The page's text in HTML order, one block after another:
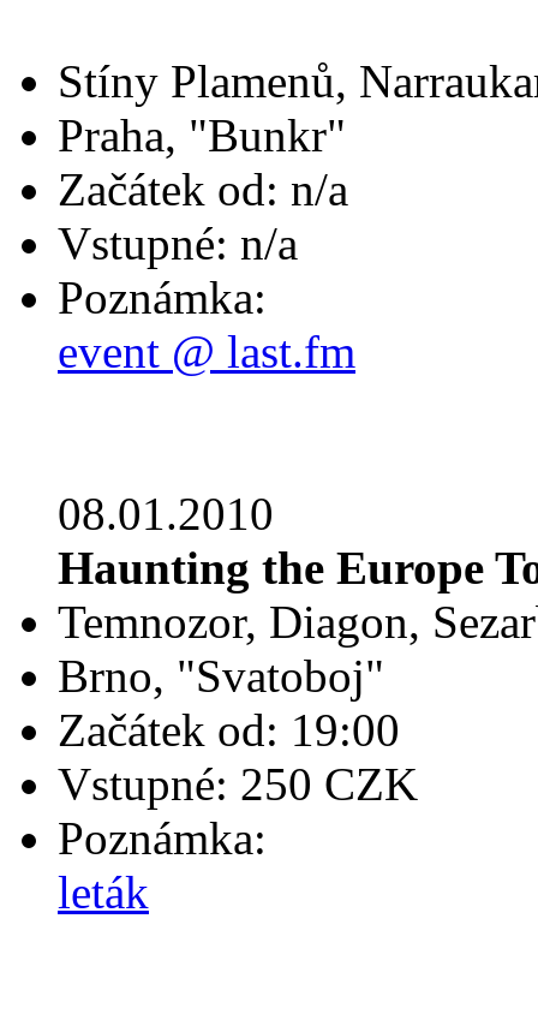
Stíny Plamenů,
Praha, "Bunkr"
Začátek od: n/a
Vstupné: n/a
Poznámka:
event @ last.fm
08.01.2010
Haunting the Europe
Temnozor, Diagon,
Brno, "Svatoboj"
Začátek od: 19:00
Vstupné: 250 CZK
Poznámka:
leták